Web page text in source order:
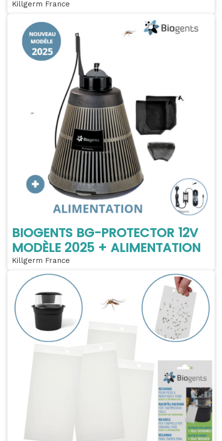
Killgerm France
BIOGENTS BG-PROTECTOR 12V
MODÈLE 2025 + ALIMENTATION
Killgerm France